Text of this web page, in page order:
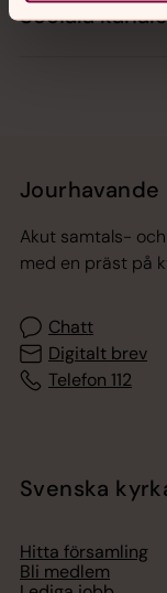
Sociala
Jourhavande
Akut samtals-
med en präst på
Chatt
Digitalt brev
Telefon 112
Svenska
Hitta församling
Bli medlem